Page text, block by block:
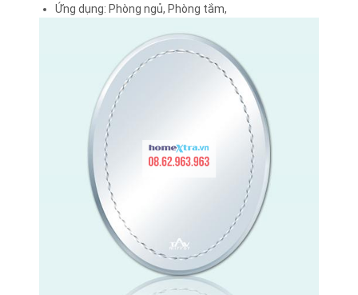
Ứng dụng: Phòng ngủ, Phòng tắm,